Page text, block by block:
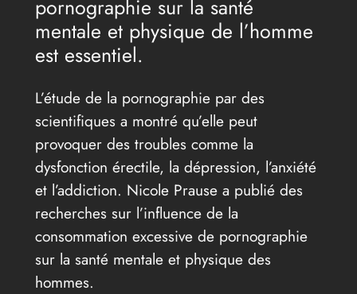
pornographie sur la santé
mentale et physique de l’homme
est essentiel.
L’étude de la pornographie par des
scientifiques a montré qu’elle peut
provoquer des troubles comme la
dysfonction érectile, la dépression, l’anxiété
et l’addiction. Nicole Prause a publié des
recherches sur l’influence de la
consommation excessive de pornographie
sur la santé mentale et physique des
hommes.